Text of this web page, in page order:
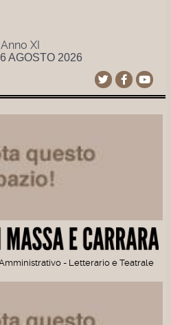
XI
AGOSTO 2026
- Letterario e Teatrale